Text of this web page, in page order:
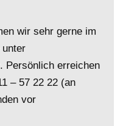
wir sehr gerne im
Persönlich erreichen
– 57 22 22 (an
vor